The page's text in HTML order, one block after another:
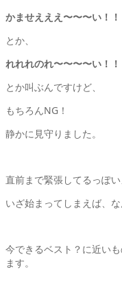
かませえええ〜〜〜い！！
とか、
れれれのれ〜〜〜〜い！！
とか叫ぶんですけど、
もちろんNG！
静かに見守りました。
直前まで緊張してるっぽい
いざ始まってしまえば、
今できるベスト？に近い
ます。